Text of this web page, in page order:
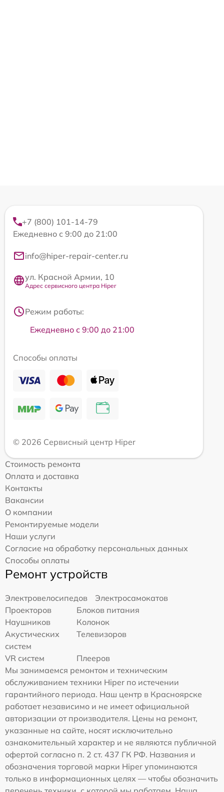
+7 (800) 101-14-79
Ежедневно с 9:00 до 21:00
info@hiper-repair-center.ru
ул. Красной Армии, 10
Адрес сервисного центра Hiper
Режим работы:
Ежедневно с 9:00 до 21:00
Способы оплаты
© 2026 Сервисный центр Hiper
Стоимость ремонта
Оплата и доставка
Контакты
Вакансии
О компании
Ремонтируемые модели
Наши услуги
Согласие на обработку персональных данных
Способы оплаты
Ремонт устройств
Электровелосипедов
Электросамокатов
Проекторов
Блоков питания
Наушников
Колонок
Акустических
систем
Телевизоров
VR систем
Плееров
Мы занимаемся ремонтом и техническим
обслуживанием техники Hiper по истечении
гарантийного периода. Наш центр в Красноярске
работает независимо и не имеет официальной
авторизации от производителя. Цены на ремонт,
указанные на сайте, носят исключительно
ознакомительный характер и не являются публичной
офертой согласно п. 2 ст. 437 ГК РФ. Названия и
обозначения торговой марки Hiper упоминаются
только в информационных целях — чтобы обозначить